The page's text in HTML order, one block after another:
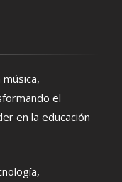
el
en la educación